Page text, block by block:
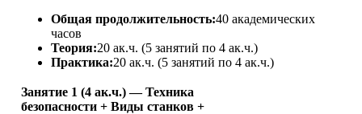
Общая продолжительность:40 академических
часов
Теория:20 ак.ч. (5 занятий по 4 ак.ч.)
Практика:20 ак.ч. (5 занятий по 4 ак.ч.)
Занятие 1 (4 ак.ч.) — Техника
безопасности + Виды станков +